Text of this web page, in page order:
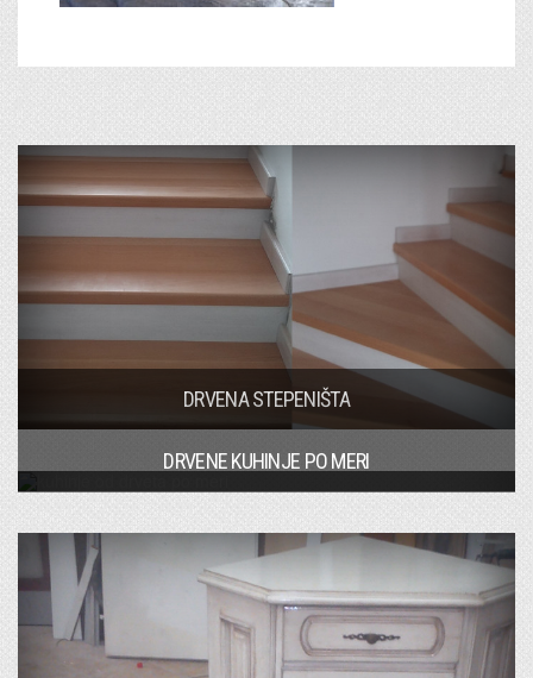
DRVENA STEPENIŠTA
DRVENE KUHINJE PO MERI